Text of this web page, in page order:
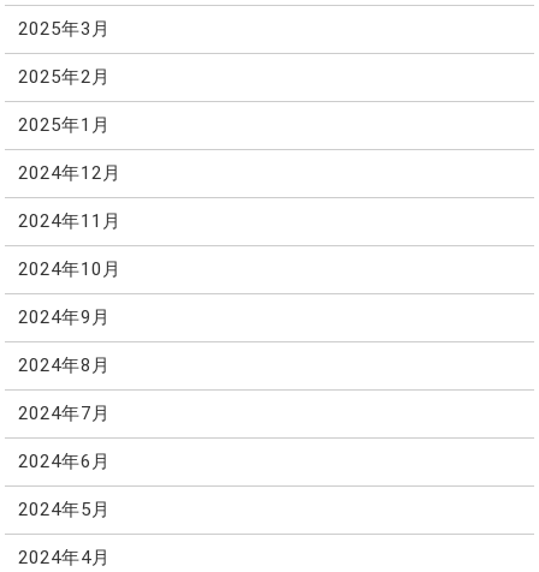
2025年3月
2025年2月
2025年1月
2024年12月
2024年11月
2024年10月
2024年9月
2024年8月
2024年7月
2024年6月
2024年5月
2024年4月